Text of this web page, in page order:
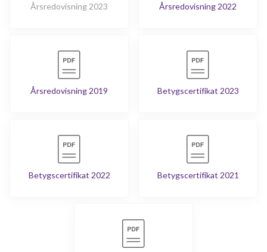
Årsredovisning 2023 Årsredovisning 2022
Årsredovisning 2019 Betygscertifikat 2023
Betygscertifikat 2022 Betygscertifikat 2021